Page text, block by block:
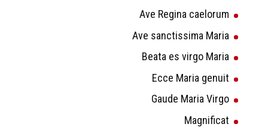
Ave Regina caelorum
Ave sanctissima Maria
Beata es virgo Maria
Ecce Maria genuit
Gaude Maria Virgo
Magnificat